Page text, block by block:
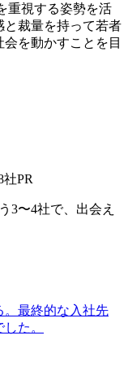
重視する姿勢を活
と裁量を持って若者
を動かすことを目
社PR
3〜4社で、出会え
。最終的な入社先
た。